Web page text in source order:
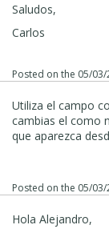
Saludos,
Carlos
Posted on the 05/03/
Utiliza el campo
cambias el como
que aparezca
Posted on the 05/03/
Hola Alejandro,